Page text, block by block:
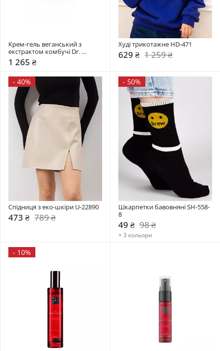
Крем-гель веганський з
екстрактом комбучі Dr.
Ceuracle 75 мл
1 265 ₴
Худі трикотажне HD-471
629 ₴ 1 259 ₴
- 40%
Спідниця з еко-шкіри U-22890
473 ₴ 789 ₴
- 50%
Шкарпетки бавовняні SH-558-
8
49 ₴ 98 ₴
+ 3 кольори
- 10%